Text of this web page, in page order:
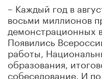
– Каждый год в
восьми миллионов
демонстрационных
Появились
работы,
образования,
собеседование. И